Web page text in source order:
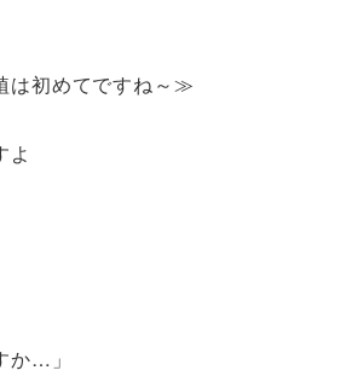
は初めてですね～≫
よ
か…」